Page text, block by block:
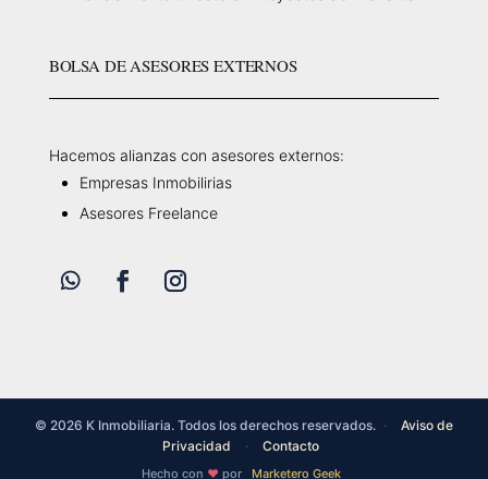
BOLSA DE ASESORES EXTERNOS
Hacemos alianzas con asesores externos:
Empresas Inmobilirias
Asesores Freelance
© 2026 K Inmobiliaria. Todos los derechos reservados. ·
Aviso de
Privacidad
· Contacto
Hecho con ❤por Marketero Geek